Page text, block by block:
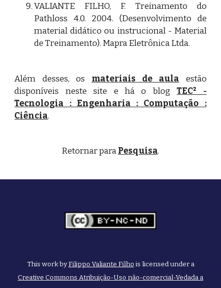
VALIANTE FILHO, F. Treinamento do
Pathloss 4.0. 2004. (Desenvolvimento de
material didático ou instrucional - Material
de Treinamento). Mapra Eletrônica Ltda.
Além desses, os materiais de aula estão
disponíveis neste site e há o blogTEC² -
Tecnologia : Engenharia : Computação :
Ciência.
Retornar paraPesquisa.
This work by Filippo Valiante Filho is licensed under a
Creative Commons Atribuição-Uso não-comercial-Vedada a